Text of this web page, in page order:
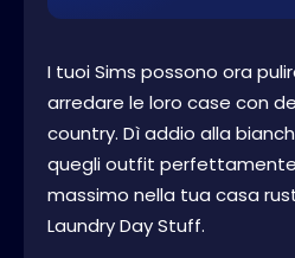
I tuoi Sims possono ora
arredare le loro case con
country. Dì addio alla
quegli outfit
massimo nella tua casa
Laundry Day Stuff.